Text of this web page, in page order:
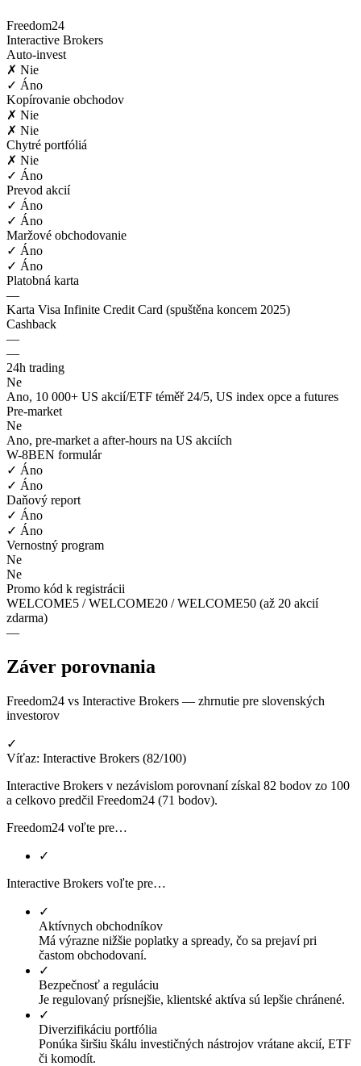
Freedom24
Interactive Brokers
Auto-invest
✗ Nie
✓ Áno
Kopírovanie obchodov
✗ Nie
✗ Nie
Chytré portfóliá
✗ Nie
✓ Áno
Prevod akcií
✓ Áno
✓ Áno
Maržové obchodovanie
✓ Áno
✓ Áno
Platobná karta
—
Karta Visa Infinite Credit Card (spuštěna koncem 2025)
Cashback
—
—
24h trading
Ne
Ano, 10 000+ US akcií/ETF téměř 24/5, US index opce a futures
Pre-market
Ne
Ano, pre-market a after-hours na US akciích
W-8BEN formulár
✓ Áno
✓ Áno
Daňový report
✓ Áno
✓ Áno
Vernostný program
Ne
Ne
Promo kód k registrácii
WELCOME5 / WELCOME20 / WELCOME50 (až 20 akcií
zdarma)
—
Záver porovnania
Freedom24 vs Interactive Brokers — zhrnutie pre slovenských
investorov
✓
Víťaz: Interactive Brokers (82/100)
Interactive Brokers v nezávislom porovnaní získal 82 bodov zo 100
a celkovo predčil Freedom24 (71 bodov).
Freedom24 voľte pre…
✓
Interactive Brokers voľte pre…
✓
Aktívnych obchodníkov
Má výrazne nižšie poplatky a spready, čo sa prejaví pri
častom obchodovaní.
✓
Bezpečnosť a reguláciu
Je regulovaný prísnejšie, klientské aktíva sú lepšie chránené.
✓
Diverzifikáciu portfólia
Ponúka širšiu škálu investičných nástrojov vrátane akcií, ETF
či komodít.